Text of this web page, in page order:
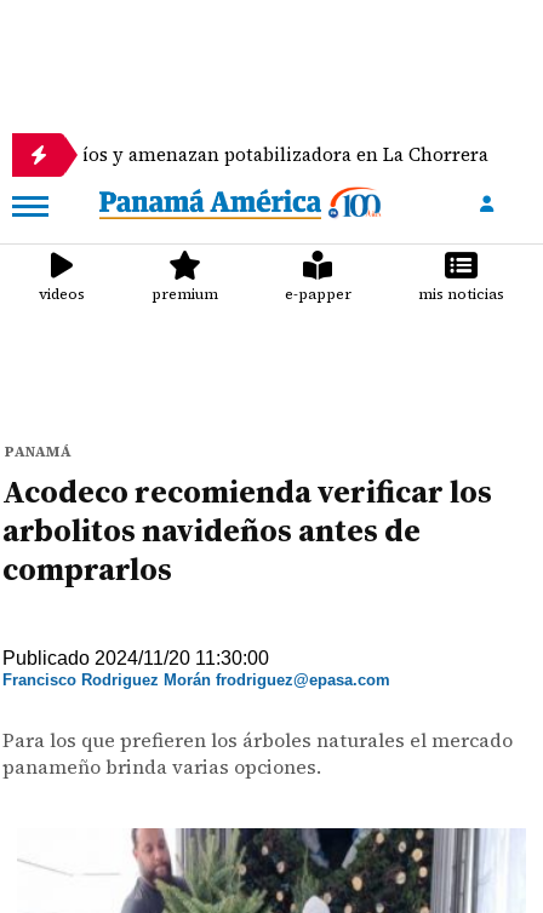
y amenazan potabilizadora en La Chorrera
videos premium e-papper mis noticias
PANAMÁ
Acodeco recomienda verificar los
arbolitos navideños antes de
comprarlos
Publicado 2024/11/20 11:30:00
Francisco Rodriguez Morán frodriguez@epasa.com
Para los que prefieren los árboles naturales el mercado
panameño brinda varias opciones.